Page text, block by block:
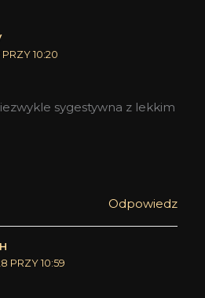
10:20
sygestywna z lekkim
Odpowiedz
PRZY 10:59